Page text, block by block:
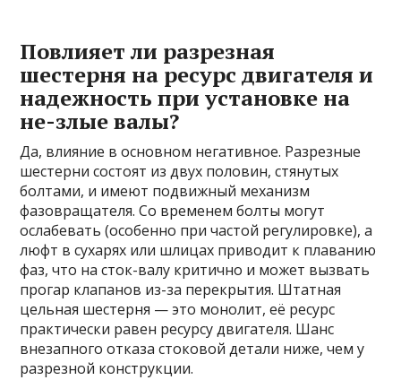
Повлияет ли разрезная
шестерня на ресурс двигателя и
надежность при установке на
не-злые валы?
Да, влияние в основном негативное. Разрезные
шестерни состоят из двух половин, стянутых
болтами, и имеют подвижный механизм
фазовращателя. Со временем болты могут
ослабевать (особенно при частой регулировке), а
люфт в сухарях или шлицах приводит к плаванию
фаз, что на сток-валу критично и может вызвать
прогар клапанов из-за перекрытия. Штатная
цельная шестерня — это монолит, её ресурс
практически равен ресурсу двигателя. Шанс
внезапного отказа стоковой детали ниже, чем у
разрезной конструкции.